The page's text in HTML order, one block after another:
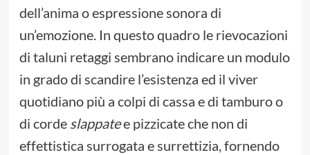
dell’anima o espressione sonora di
un’emozione. In questo quadro le rievocazioni
di taluni retaggi sembrano indicare un modulo
in grado di scandire l’esistenza ed il viver
quotidiano più a colpi di cassa e di tamburo o
di corde slappatee pizzicate che non di
effettistica surrogata e surrettizia, fornendo